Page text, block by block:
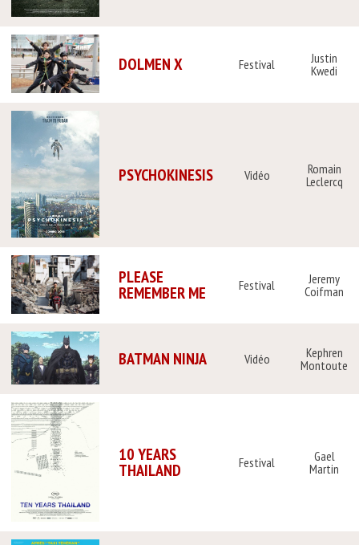
DOLMEN X Festival
Justin
Kwedi
PSYCHOKINESIS Vidéo
Romain
Leclercq
PLEASE
REMEMBER ME Festival
Jeremy
Coifman
BATMAN NINJA Vidéo
Kephren
Montoute
10 YEARS
THAILAND Festival
Gael
Martin